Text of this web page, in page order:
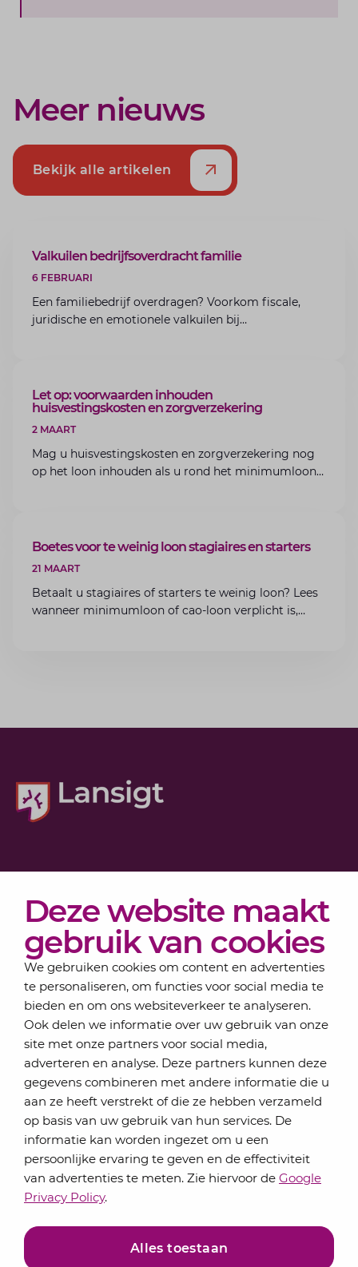
Deze website maakt
gebruik van cookies
We gebruiken cookies om content en advertenties
te personaliseren, om functies voor social media te
bieden en om ons websiteverkeer te analyseren.
Ook delen we informatie over uw gebruik van onze
site met onze partners voor social media,
adverteren en analyse. Deze partners kunnen deze
gegevens combineren met andere informatie die u
aan ze heeft verstrekt of die ze hebben verzameld
op basis van uw gebruik van hun services. De
informatie kan worden ingezet om u een
persoonlijke ervaring te geven en de effectiviteit
van advertenties te meten. Zie hiervoor de Google
Privacy Policy.
Alles toestaan
Meer nieuws
Bekijk alle artikelen
ARTIKEL
Valkuilen bedrijfsoverdracht familie
6 FEBRUARI
Een familiebedrijf overdragen? Voorkom fiscale,
juridische en emotionele valkuilen bij
ARTIKEL
Let op: voorwaarden inhouden
huisvestingskosten en zorgverzekering
2 MAART
Mag u huisvestingskosten en zorgverzekering nog
op het loon inhouden als u rond het minimumloon
ARTIKEL
Boetes voor te weinig loon stagiaires en starters
21 MAART
Betaalt u stagiaires of starters te weinig loon? Lees
wanneer minimumloon of cao-loon verplicht is,
Actueel
Over Lansigt
Contact
Schrijf je in voor onze nieuwsbrief
Elke maand bundelen de adviseurs van Lansigt in
de eSigt het nieuws.
Jouw emailadres
Inschrijven